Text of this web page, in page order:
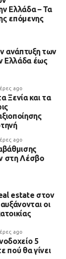
Ελλάδα – Τα
επόμενης
ανάπτυξη των
Ελλάδα έως
ago
Ξενία και τα
ago
στη Λέσβο
estate στον
οι
ago
5
πού θα γίνει